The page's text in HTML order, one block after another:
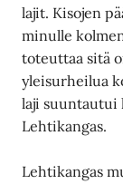
lajit. Kisojen
minulle
toteuttaa sitä
yleisurheilua
laji suuntautui
Lehtikangas.
Lehtikangas